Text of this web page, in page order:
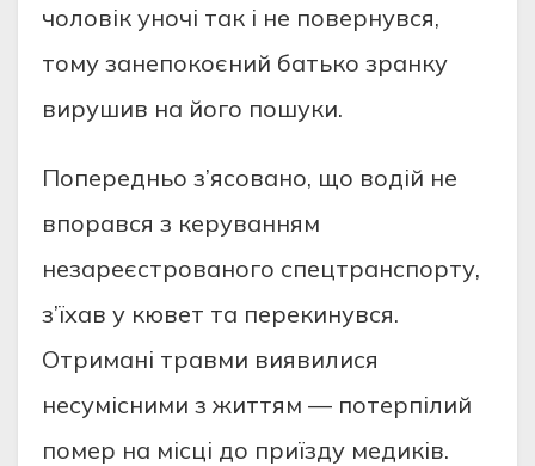
чоловік уночі так і не повернувся,
тому занепокоєний батько зранку
вирушив на його пошуки.
Попередньо з’ясовано, що водій не
впорався з керуванням
незареєстрованого спецтранспорту,
з’їхав у кювет та перекинувся.
Отримані травми виявилися
несумісними з життям — потерпілий
помер на місці до приїзду медиків.